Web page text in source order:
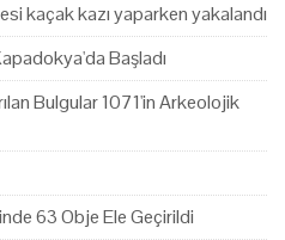
kaçak kazı yaparken yakalandı
Başladı
Bulgular 1071'in Arkeolojik
63 Obje Ele Geçirildi